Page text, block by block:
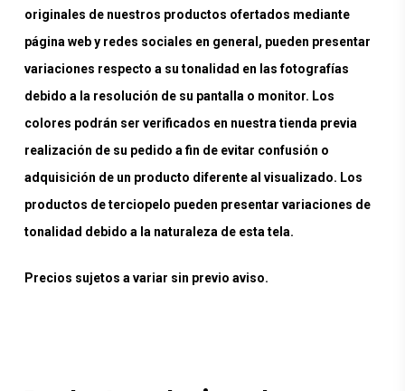
originales de nuestros productos ofertados mediante
página web y redes sociales en general, pueden presentar
variaciones respecto a su tonalidad en las fotografías
debido a la resolución de su pantalla o monitor. Los
colores podrán ser verificados en nuestra tienda previa
realización de su pedido a fin de evitar confusión o
adquisición de un producto diferente al visualizado. Los
productos de terciopelo pueden presentar variaciones de
tonalidad debido a la naturaleza de esta tela.
Precios sujetos a variar sin previo aviso.